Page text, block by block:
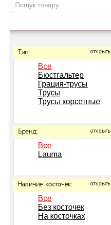
Тип: открыть
Все
Бюстгальтер
Грация-трусы
Трусы
Трусы корсетные
Бренд: открыть
Все
Lauma
Наличие косточек: открыть
Все
Без косточек
На косточках